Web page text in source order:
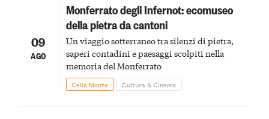
09
AGO
Monferrato degli Infernot: ecomuseo
della pietra da cantoni
Un viaggio sotterraneo tra silenzi di pietra,
saperi contadini e paesaggi scolpiti nella
memoria del Monferrato
Cella Monte Cultura & Cinema